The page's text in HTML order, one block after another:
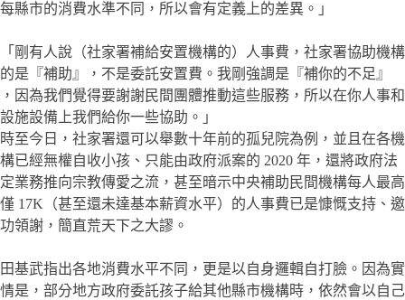
每縣市的消費水準不同，所以會有定義上的差異。」
「剛有人說（社家署補給安置機構的）人事費，社家署協助機構
的是『補助』，不是委託安置費。我剛強調是『補你的不足』
，因為我們覺得要謝謝民間團體推動這些服務，所以在你人事和
設施設備上我們給你一些協助。」
時至今日，社家署還可以舉數十年前的孤兒院為例，並且在各機
構已經無權自收小孩、只能由政府派案的 2020 年，還將政府法
定業務推向宗教傳愛之流，甚至暗示中央補助民間機構每人最高
僅 17K（甚至還未達基本薪資水平）的人事費已是慷慨支持、邀
功領謝，簡直荒天下之大謬。
田基武指出各地消費水平不同，更是以自身邏輯自打臉。因為實
情是，部分地方政府委託孩子給其他縣市機構時，依然會以自己